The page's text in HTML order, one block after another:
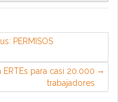
PERMISOS
ERTEs para casi 20.000
trabajadores